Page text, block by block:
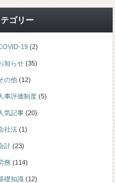
ゴリー
19 (2)
知らせ (35)
の他 (12)
人事評価制度 (5)
人気記事 (20)
社法 (1)
計 (23)
務 (114)
礎知識 (12)